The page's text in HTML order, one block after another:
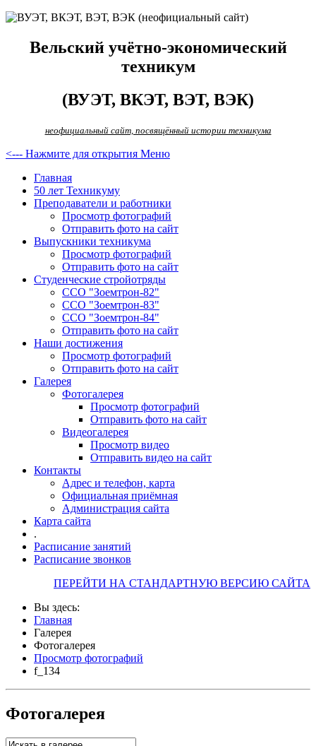
Вельский учётно-экономический
техникум
(ВУЭТ, ВКЭТ, ВЭТ, ВЭК)
неофициальный сайт, посвящённый истории техникума
<--- Нажмите для открытия Меню
Главная
50 лет Техникуму
Преподаватели и работники
Просмотр фотографий
Отправить фото на сайт
Выпускники техникума
Просмотр фотографий
Отправить фото на сайт
Студенческие стройотряды
ССО "Зоемтрон-82"
ССО "Зоемтрон-83"
ССО "Зоемтрон-84"
Отправить фото на сайт
Наши достижения
Просмотр фотографий
Отправить фото на сайт
Галерея
Фотогалерея
Просмотр фотографий
Отправить фото на сайт
Видеогалерея
Просмотр видео
Отправить видео на сайт
Контакты
Адрес и телефон, карта
Официальная приёмная
Администрация сайта
Карта сайта
.
Расписание занятий
Расписание звонков
ПЕРЕЙТИ НА СТАНДАРТНУЮ ВЕРСИЮ САЙТА
Вы здесь:
Главная
Галерея
Фотогалерея
Просмотр фотографий
f_134
Фотогалерея